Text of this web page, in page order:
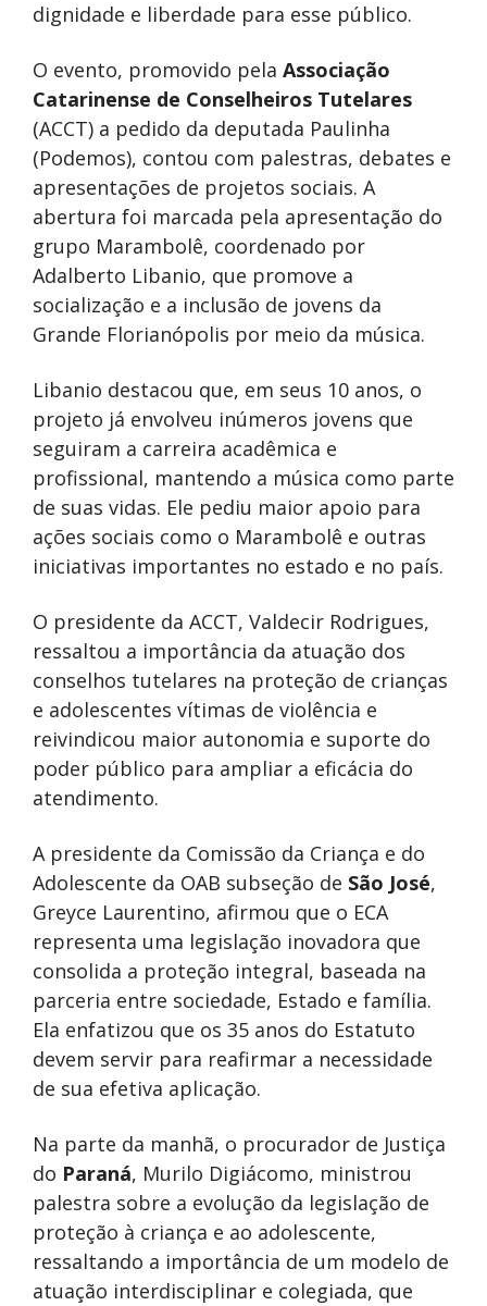
dignidade e liberdade para esse público.
O evento, promovido pela Associação
Catarinense de Conselheiros Tutelares
(ACCT) a pedido da deputada Paulinha
(Podemos), contou com palestras, debates e
apresentações de projetos sociais. A
abertura foi marcada pela apresentação do
grupo Marambolê, coordenado por
Adalberto Libanio, que promove a
socialização e a inclusão de jovens da
Grande Florianópolis por meio da música.
Libanio destacou que, em seus 10 anos, o
projeto já envolveu inúmeros jovens que
seguiram a carreira acadêmica e
profissional, mantendo a música como parte
de suas vidas. Ele pediu maior apoio para
ações sociais como o Marambolê e outras
iniciativas importantes no estado e no país.
O presidente da ACCT, Valdecir Rodrigues,
ressaltou a importância da atuação dos
conselhos tutelares na proteção de crianças
e adolescentes vítimas de violência e
reivindicou maior autonomia e suporte do
poder público para ampliar a eficácia do
atendimento.
A presidente da Comissão da Criança e do
Adolescente da OAB subseção de São José,
Greyce Laurentino, afirmou que o ECA
representa uma legislação inovadora que
consolida a proteção integral, baseada na
parceria entre sociedade, Estado e família.
Ela enfatizou que os 35 anos do Estatuto
devem servir para reafirmar a necessidade
de sua efetiva aplicação.
Na parte da manhã, o procurador de Justiça
do Paraná, Murilo Digiácomo, ministrou
palestra sobre a evolução da legislação de
proteção à criança e ao adolescente,
ressaltando a importância de um modelo de
atuação interdisciplinar e colegiada, que